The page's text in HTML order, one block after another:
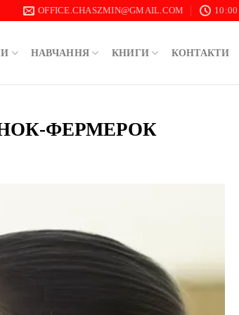
OFFICE.CHASZMIN@GMAIL.COM
НАВЧАННЯ КНИГИ КОНТАКТИ
ФЕРМЕРОК